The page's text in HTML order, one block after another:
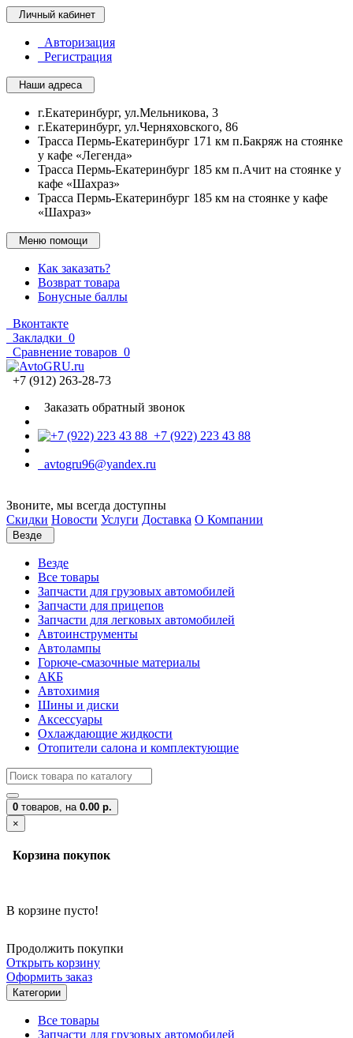
Личный кабинет
Авторизация
Регистрация
Наши адреса
г.Екатеринбург, ул.Мельникова, 3
г.Екатеринбург, ул.Черняховского, 86
Трасса Пермь-Екатеринбург 171 км п.Бакряж на стоянке
у кафе «Легенда»
Трасса Пермь-Екатеринбург 185 км п.Ачит на стоянке у
кафе «Шахраз»
Трасса Пермь-Екатеринбург 185 км на стоянке у кафе
«Шахраз»
Меню помощи
Как заказать?
Возврат товара
Бонусные баллы
Вконтакте
Закладки 0
Сравнение товаров 0
+7 (912) 263-28-73
Заказать обратный звонок
+7 (922) 223 43 88
avtogru96@yandex.ru
Звоните, мы всегда доступны
Скидки Новости Услуги Доставка О Компании
Везде
Везде
Все товары
Запчасти для грузовых автомобилей
Запчасти для прицепов
Запчасти для легковых автомобилей
Автоинструменты
Автолампы
Горюче-смазочные материалы
АКБ
Автохимия
Шины и диски
Аксессуары
Охлаждающие жидкости
Отопители салона и комплектующие
0 товаров, на 0.00 р.
×
Корзина покупок
В корзине пусто!
Продолжить покупки
Открыть корзину
Оформить заказ
Категории
Все товары
Запчасти для грузовых автомобилей